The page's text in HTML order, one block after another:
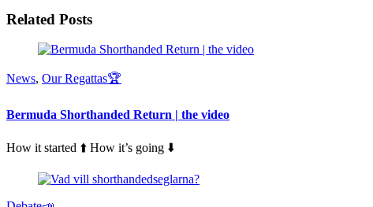
Related Posts
News, Our Regattas🏆
Bermuda Shorthanded Return | the video
How it started ⬆️ How it’s going ⬇️